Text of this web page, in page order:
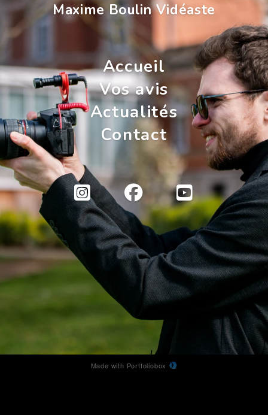
Maxime Boulin Vidéaste
Accueil
Vos avis
Actualités
Contact
Made with Portfoliobox